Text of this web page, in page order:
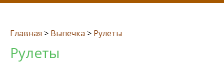
Главная > Выпечка > Рулеты
Рулеты